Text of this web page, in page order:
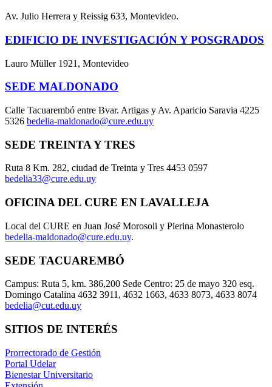
Av. Julio Herrera y Reissig 633, Montevideo.
EDIFICIO DE INVESTIGACIÓN Y POSGRADOS
Lauro Müller 1921, Montevideo
SEDE MALDONADO
Calle Tacuarembó entre Bvar. Artigas y Av. Aparicio Saravia 4225
5326 bedelia-maldonado@cure.edu.uy
SEDE TREINTA Y TRES
Ruta 8 Km. 282, ciudad de Treinta y Tres 4453 0597
bedelia33@cure.edu.uy
OFICINA DEL CURE EN LAVALLEJA
Local del CURE en Juan José Morosoli y Pierina Monasterolo
bedelia-maldonado@cure.edu.uy.
SEDE TACUAREMBÓ
Campus: Ruta 5, km. 386,200 Sede Centro: 25 de mayo 320 esq.
Domingo Catalina 4632 3911, 4632 1663, 4633 8073, 4633 8074
bedelia@cut.edu.uy
SITIOS DE INTERÉS
Prorrectorado de Gestión
Portal Udelar
Bienestar Universitario